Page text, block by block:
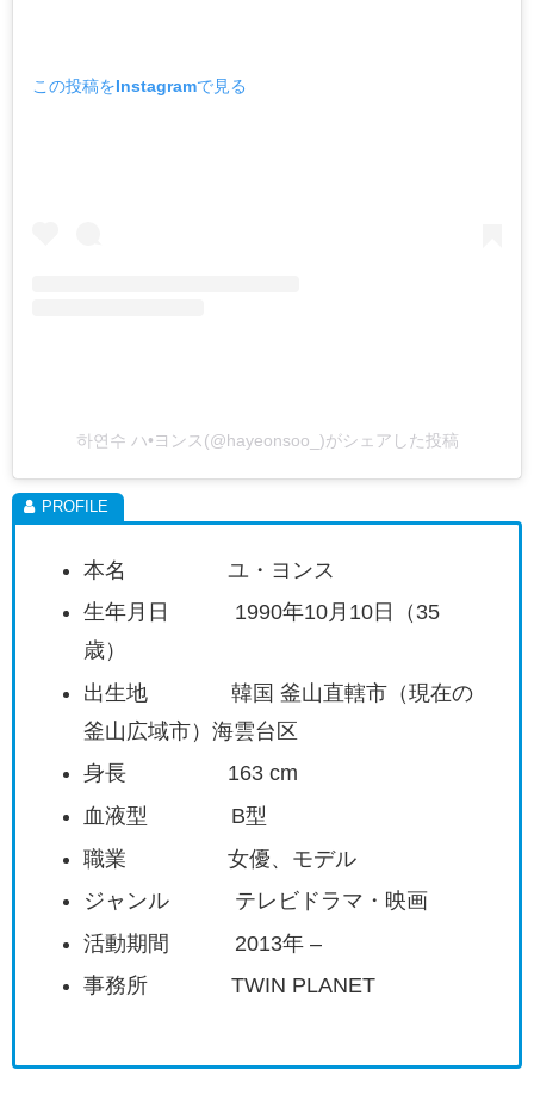
この投稿をInstagramで見る
하연수 ハ•ヨンス(@hayeonsoo_)がシェアした投稿
本名 ユ・ヨンス
生年月日 1990年10月10日（35
歳）
出生地 韓国 釜山直轄市（現在の
釜山広域市）海雲台区
身長 163 cm
血液型 B型
職業 女優、モデル
ジャンル テレビドラマ・映画
活動期間 2013年 –
事務所 TWIN PLANET